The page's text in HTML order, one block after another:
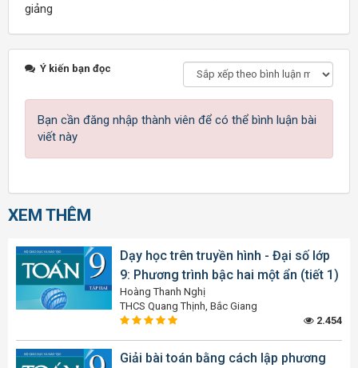
giảng
Ý kiến bạn đọc
Bạn cần đăng nhập thành viên để có thể bình luận bài
viết này
XEM THÊM
Dạy học trên truyền hình - Đại số lớp
9: Phương trình bậc hai một ẩn (tiết 1)
Hoàng Thanh Nghị
THCS Quang Thịnh, Bắc Giang
2.454
Giải bài toán bằng cách lập phương